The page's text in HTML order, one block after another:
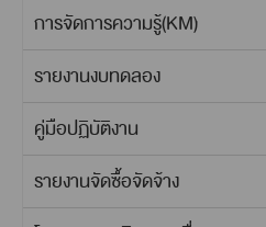
การจัดการความรู้(KM)
รายงานงบทดลอง
คู่มือปฏิบัติงาน
รายงานจัดซื้อจัดจ้าง